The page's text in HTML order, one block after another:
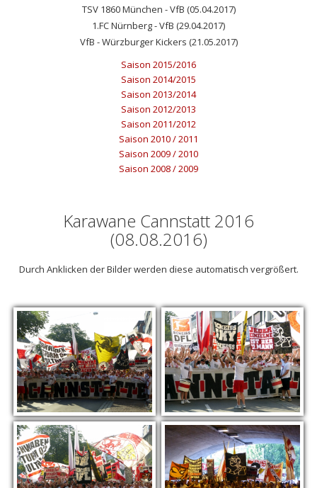
TSV 1860 München - VfB (05.04.2017)
1.FC Nürnberg - VfB (29.04.2017)
VfB - Würzburger Kickers (21.05.2017)
Saison 2015/2016
Saison 2014/2015
Saison 2013/2014
Saison 2012/2013
Saison 2011/2012
Saison 2010 / 2011
Saison 2009 / 2010
Saison 2008 / 2009
Karawane Cannstatt 2016
(08.08.2016)
Durch Anklicken der Bilder werden diese automatisch vergrößert.